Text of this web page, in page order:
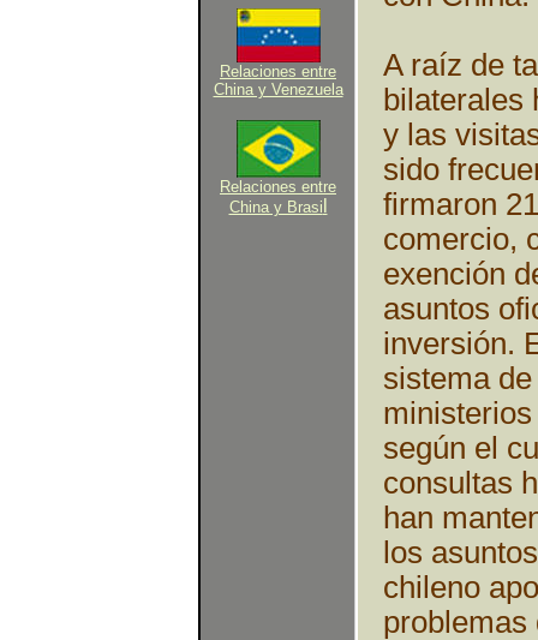
Relaciones entre
China y Venezuela
Relaciones entre
China y Brasi
A raíz de
bilaterales
y las
sido
firmaron
comercio,
exención
asuntos
inversión.
sistema
según el
consultas
han
los
chileno
problemas